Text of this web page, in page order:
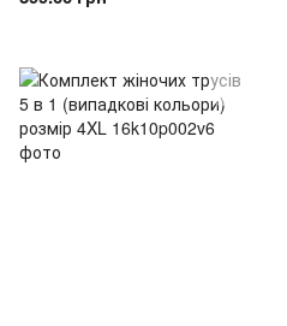
шорти/Літній комплект, 5